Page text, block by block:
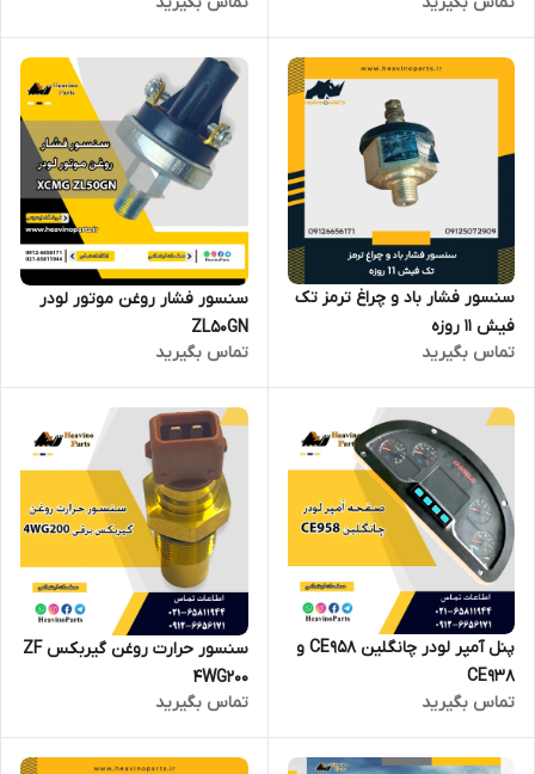
سنسور فشار باد و چراغ ترمز تک
فیش 11 روزه
تماس بگیرید
سنسور فشار روغن موتور لودر
ZL50GN
تماس بگیرید
پنل آمپر لودر چانگلین CE958 و
CE938
تماس بگیرید
سنسور حرارت روغن گیربکس ZF
4WG200
تماس بگیرید